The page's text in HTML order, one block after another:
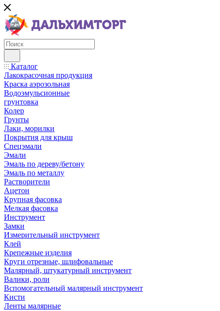
Каталог
Лакокрасочная продукция
Краска аэрозольная
Водоэмульсионные
грунтовка
Колер
Грунты
Лаки, морилки
Покрытия для крыш
Спецэмали
Эмали
Эмаль по дереву/бетону
Эмаль по металлу
Растворители
Ацетон
Крупная фасовка
Мелкая фасовка
Инструмент
Замки
Измерительный инструмент
Клей
Крепежные изделия
Круги отрезные, шлифовальные
Малярный, штукатурный инструмент
Валики, роли
Вспомогательный малярный инструмент
Кисти
Ленты малярные